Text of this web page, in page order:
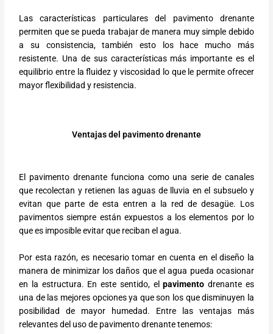
Las características particulares del pavimento drenante
permiten que se pueda trabajar de manera muy simple debido
a su consistencia, también esto los hace mucho más
resistente. Una de sus características más importante es el
equilibrio entre la fluidez y viscosidad lo que le permite ofrecer
mayor flexibilidad y resistencia.
Ventajas del pavimento drenante
El pavimento drenante funciona como una serie de canales
que recolectan y retienen las aguas de lluvia en el subsuelo y
evitan que parte de esta entren a la red de desagüe. Los
pavimentos siempre están expuestos a los elementos por lo
que es imposible evitar que reciban el agua.
Por esta razón, es necesario tomar en cuenta en el diseño la
manera de minimizar los daños que el agua pueda ocasionar
en la estructura. En este sentido, elpavimento drenante es
una de las mejores opciones ya que son los que disminuyen la
posibilidad de mayor humedad. Entre las ventajas más
relevantes del uso de pavimento drenante tenemos: